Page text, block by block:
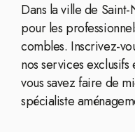
Dans la ville de
pour les
combles. Inscrivez-
nos services
vous savez faire de
spécialiste